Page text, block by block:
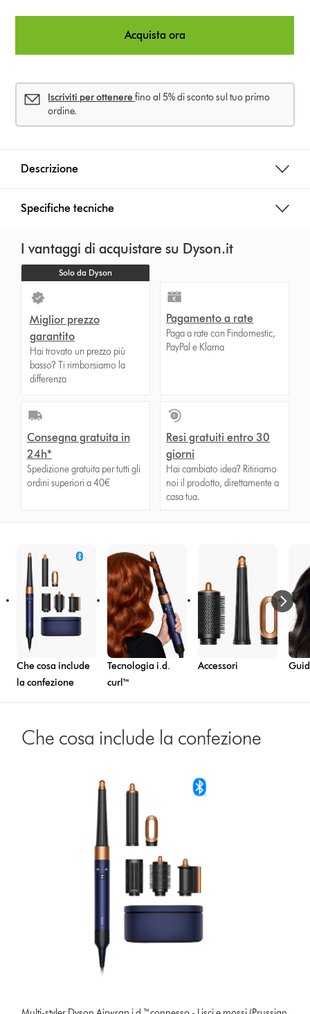
o
Acquista ora
Iscriviti per ottenerefino al 5% di sconto sul tuo primo
ordine.
Descrizione
Specifiche tecniche
I vantaggi di acquistare su Dyson.it
Solo da Dyson
Miglior prezzo
garantito
Hai trovato un prezzo più
basso? Ti rimborsiamo la
differenza
Pagamento a rate
Paga a rate con Findomestic,
PayPal e Klarna
Consegna gratuita in
24h*
Spedizione gratuita per tutti gli
ordini superiori a 40€
Resi gratuiti entro 30
giorni
Hai cambiato idea? Ritiriamo
noi il prodotto, direttamente a
casa tua.
Che cosa include
la confezione
Tecnologia i.d.
curl™
Accessori
Che cosa include la confezione